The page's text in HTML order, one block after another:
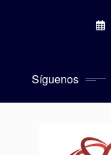
Síguenos